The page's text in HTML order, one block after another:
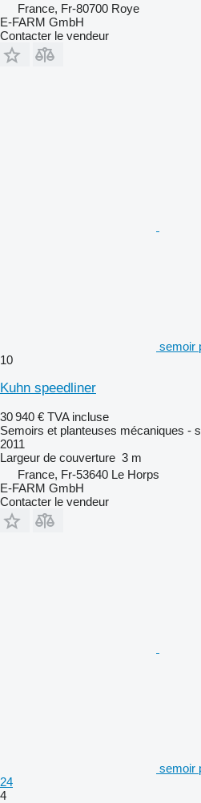
France, Fr-80700 Roye
E-FARM GmbH
Contacter le vendeur
semoir
10
Kuhn speedliner
30 940 € TVA incluse
Semoirs et planteuses mécaniques -
2011
Largeur de couverture 3 m
France, Fr-53640 Le Horps
E-FARM GmbH
Contacter le vendeur
semoir
24
4